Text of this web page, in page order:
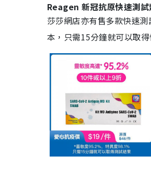
Reagen 新冠抗原快速測試
莎莎網店亦有售多款快速
本，只需15分鐘就可以取